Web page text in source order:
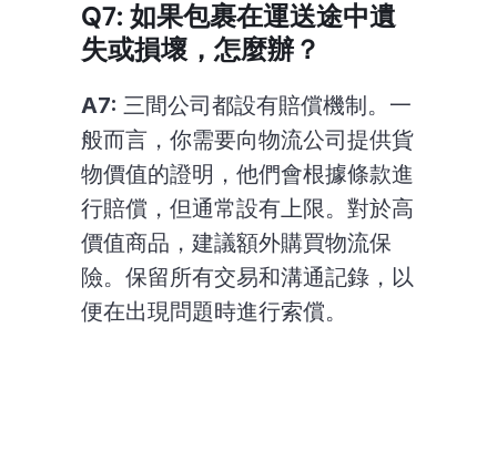
Q7: 如果包裹在運送途中遺
失或損壞，怎麼辦？
A7: 三間公司都設有賠償機制。一
般而言，你需要向物流公司提供貨
物價值的證明，他們會根據條款進
行賠償，但通常設有上限。對於高
價值商品，建議額外購買物流保
險。保留所有交易和溝通記錄，以
便在出現問題時進行索償。